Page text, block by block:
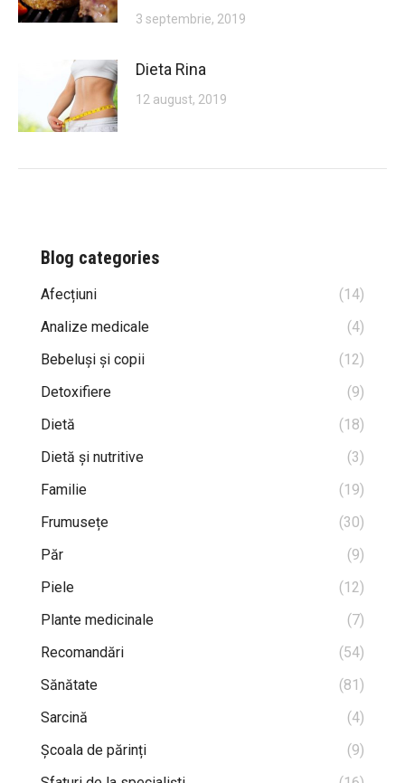
3 septembrie, 2019
Dieta Rina
12 august, 2019
Blog categories
Afecțiuni
(14)
Analize medicale
(4)
Bebeluși și copii
(12)
Detoxifiere
(9)
Dietă
(18)
Dietă și nutritive
(3)
Familie
(19)
Frumusețe
(30)
Păr
(9)
Piele
(12)
Plante medicinale
(7)
Recomandări
(54)
Sănătate
(81)
Sarcină
(4)
Școala de părinți
(9)